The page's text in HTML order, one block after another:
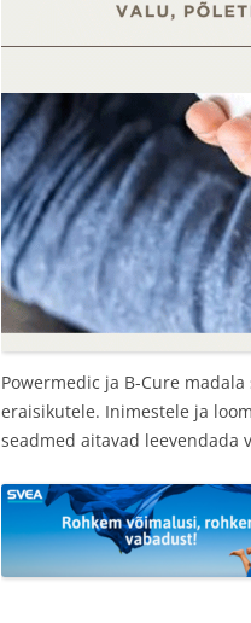
Powermedic ja B-Cure madala
eraisikutele. Inimestele ja
seadmed aitavad leevendada